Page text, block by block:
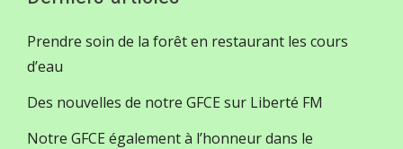
Prendre soin de la forêt en restaurant les cours
d’eau
Des nouvelles de notre GFCE sur Liberté FM
Notre GFCE également à l’honneur dans le